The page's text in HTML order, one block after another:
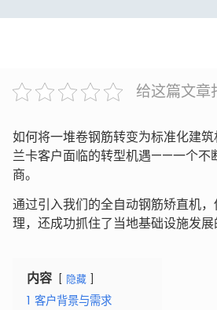
给这篇文章
如何将一堆卷钢筋转变为标准化建
兰卡客户面临的转型机遇——一个不
商。
通过引入我们的全自动钢筋矫直机
理，还成功抓住了当地基础设施发展
内容 隐藏
1 客户背景与需求